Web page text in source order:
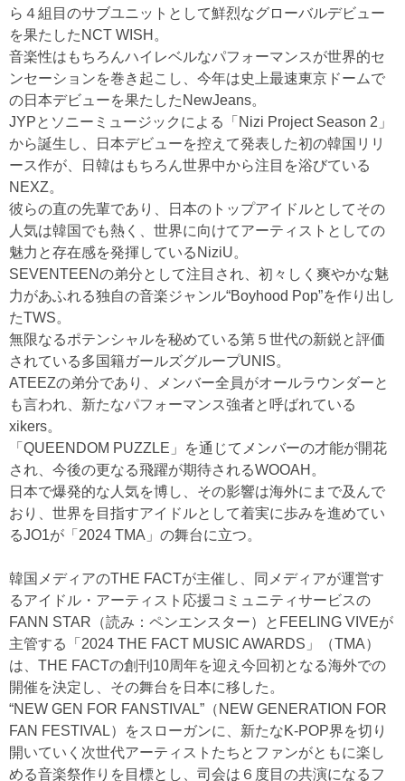
ら４組目のサブユニットとして鮮烈なグローバルデビュー
を果たしたNCT WISH。
音楽性はもちろんハイレベルなパフォーマンスが世界的セ
ンセーションを巻き起こし、今年は史上最速東京ドームで
の日本デビューを果たしたNewJeans。
JYPとソニーミュージックによる「Nizi Project Season 2」
から誕生し、日本デビューを控えて発表した初の韓国リリ
ース作が、日韓はもちろん世界中から注目を浴びている
NEXZ。
彼らの直の先輩であり、日本のトップアイドルとしてその
人気は韓国でも熱く、世界に向けてアーティストとしての
魅力と存在感を発揮しているNiziU。
SEVENTEENの弟分として注目され、初々しく爽やかな魅
力があふれる独自の音楽ジャンル“Boyhood Pop”を作り出し
たTWS。
無限なるポテンシャルを秘めている第５世代の新鋭と評価
されている多国籍ガールズグループUNIS。
ATEEZの弟分であり、メンバー全員がオールラウンダーと
も言われ、新たなパフォーマンス強者と呼ばれている
xikers。
「QUEENDOM PUZZLE」を通じてメンバーの才能が開花
され、今後の更なる飛躍が期待されるWOOAH。
日本で爆発的な人気を博し、その影響は海外にまで及んで
おり、世界を目指すアイドルとして着実に歩みを進めてい
るJO1が「2024 TMA」の舞台に立つ。
韓国メディアのTHE FACTが主催し、同メディアが運営す
るアイドル・アーティスト応援コミュニティサービスの
FANN STAR（読み：ペンエンスター）とFEELING VIVEが
主管する「2024 THE FACT MUSIC AWARDS」（TMA）
は、THE FACTの創刊10周年を迎え今回初となる海外での
開催を決定し、その舞台を日本に移した。
“NEW GEN FOR FANSTIVAL”（NEW GENERATION FOR
FAN FESTIVAL）をスローガンに、新たなK-POP界を切り
開いていく次世代アーティストたちとファンがともに楽し
める音楽祭作りを目標とし、司会は６度目の共演になるフ